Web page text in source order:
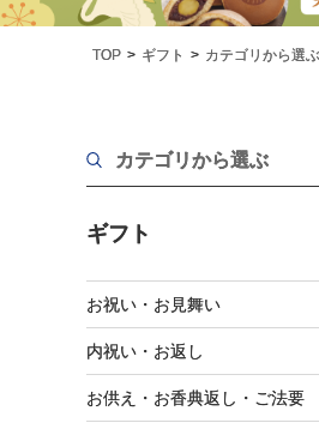
TOP ギフト カテゴリから選ぶ
カテゴリから選ぶ
ギフト
お祝い・お見舞い
内祝い・お返し
お供え・お香典返し・ご法要